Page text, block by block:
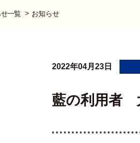
一覧 お知らせ
2022年04月23日
藍の利用者